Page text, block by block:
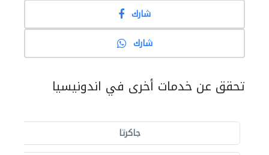
شارك
شارك
تحقق عن خدمات أخرى في اندونيسيا
جاكرتا